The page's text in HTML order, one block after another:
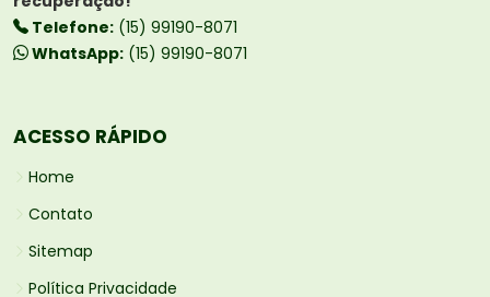
Telefone: (15) 99190-8071
WhatsApp: (15) 99190-8071
ACESSO RÁPIDO
Home
Contato
Sitemap
Política Privacidade